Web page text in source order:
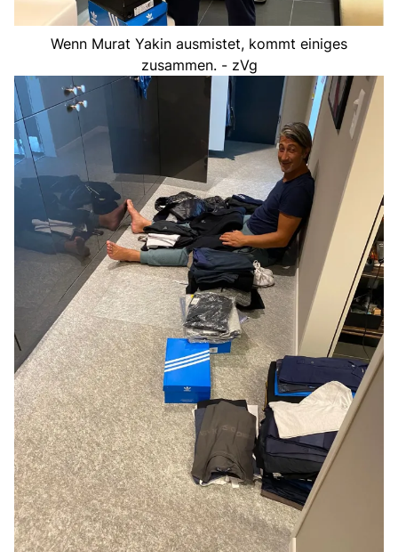
Wenn Murat Yakin ausmistet, kommt einiges
zusammen. - zVg